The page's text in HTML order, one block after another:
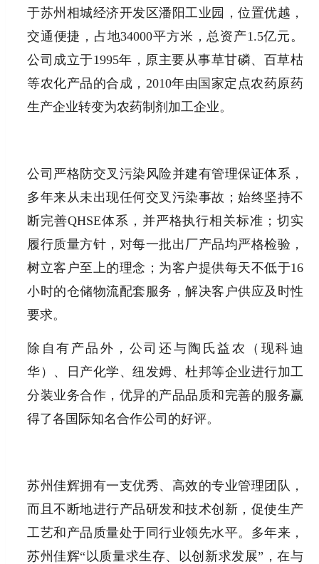
于苏州相城经济开发区潘阳工业园，位置优越，
交通便捷，占地34000平方米，总资产1.5亿元。
公司成立于1995年，原主要从事草甘磷、百草枯
等农化产品的合成，2010年由国家定点农药原药
生产企业转变为农药制剂加工企业。
公司严格防交叉污染风险并建有管理保证体系，
多年来从未出现任何交叉污染事故；始终坚持不
断完善QHSE体系，并严格执行相关标准；切实
履行质量方针，对每一批出厂产品均严格检验，
树立客户至上的理念；为客户提供每天不低于16
小时的仓储物流配套服务，解决客户供应及时性
要求。
除自有产品外，公司还与陶氏益农（现科迪
华）、日产化学、纽发姆、杜邦等企业进行加工
分装业务合作，优异的产品品质和完善的服务赢
得了各国际知名合作公司的好评。
苏州佳辉拥有一支优秀、高效的专业管理团队，
而且不断地进行产品研发和技术创新，促使生产
工艺和产品质量处于同行业领先水平。多年来，
苏州佳辉“以质量求生存、以创新求发展”，在与